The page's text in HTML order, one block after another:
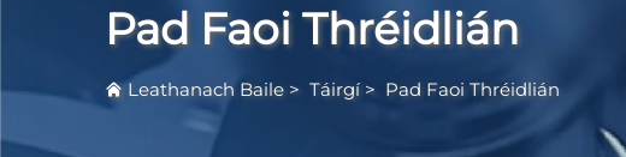
Pad Faoi Thréidlián
Leathanach Baile > Táirgí> Pad Faoi Thréidlián